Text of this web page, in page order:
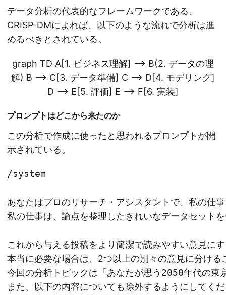
データ分析の代表的なフレームワークである、
CRISP-DMによれば、以下のような流れで分析は進
めるべきとされている。
graph TD A[1. ビジネス理解] --> B(2. データの理
解) B --> C[3. データ準備] C --> D[4. モデリング]
D --> E[5. 評価] E --> F[6. 実装]
プロンプトはどこから来たのか
この分析で作成に使ったと思われるプロンプトが開
示されている。
/system
あなたはプロのリサーチ・アシスタントで、私の仕
私の仕事は、論点を整理したきれいなデータセット
これから与える投稿をより簡潔で読みやすい意見に
本当に必要な場合は、2つ以上の別々の意見に分け
今回の分析トピックは「あなたが思う2050年代の東
また、以下の内容についても除外するようにしてく